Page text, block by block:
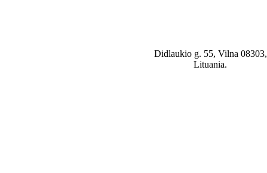
Didlaukio g. 55, Vilna 08303,
Lituania.